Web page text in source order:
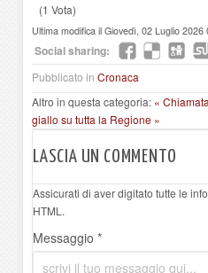
(1 Vota)
Ultima modifica il Giovedì, 02 Luglio 2026
Social sharing:
Pubblicato in Cronaca
Altro in questa categoria: «
giallo su tutta la Regione »
LASCIA UN COMMENTO
Assicurati di aver digitato tutte le
HTML.
Messaggio *